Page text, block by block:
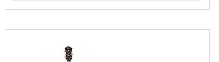
Zarge Nato + Ivory Binding + durchscheinend
Bünde + Mensur: 650 mm + Sattelbreite: 43 mm +
Preamp "System 64 1-way ART",